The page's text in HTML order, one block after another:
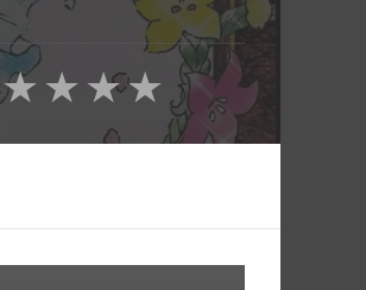
★
★
★
★